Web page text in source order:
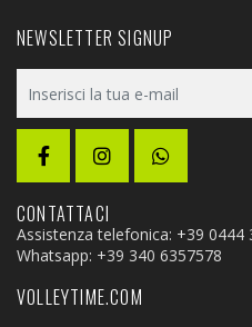
NEWSLETTER SIGNUP
CONTATTACI
Assistenza telefonica: +39 0444
Whatsapp: +39 340 6357578
VOLLEYTIME.COM